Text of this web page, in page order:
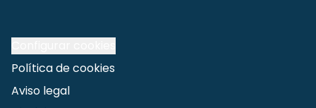
Política de cookies
Aviso legal